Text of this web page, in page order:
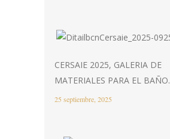
CERSAIE 2025, GALERIA DE
MATERIALES PARA EL BAÑO.
25 septiembre, 2025